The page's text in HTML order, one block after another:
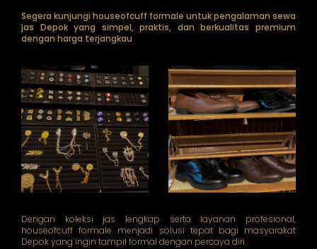
Segera kunjungi houseofcuff formale untuk pengalaman sewa
jas Depok yang simpel, praktis, dan berkualitas premium
dengan harga terjangkau
Dengan koleksi jas lengkap serta layanan profesional,
houseofcuff formale menjadi solusi tepat bagi masyarakat
Depok yang ingin tampil formal dengan percaya diri.